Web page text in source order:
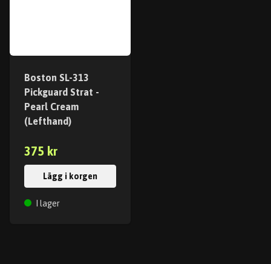
Boston SL-313
Pickguard Strat -
Pearl Cream
(Lefthand)
375 kr
Lägg i korgen
I lager